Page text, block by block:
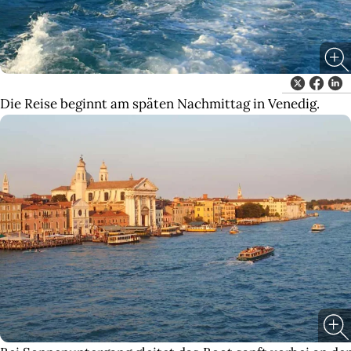
Die Reise beginnt am späten Nachmittag in Venedig.